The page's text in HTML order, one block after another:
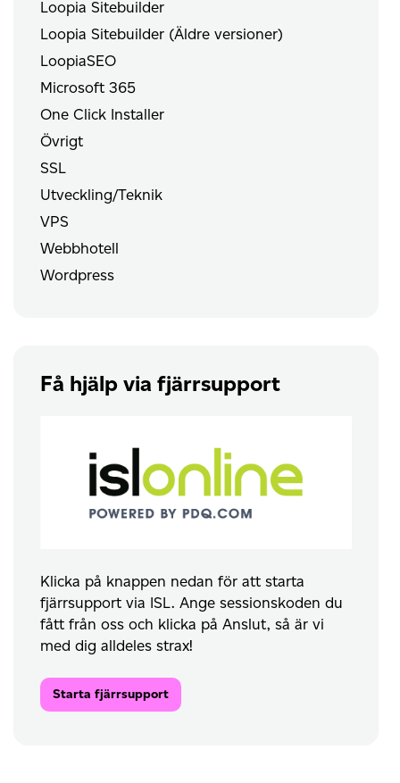
Loopia Sitebuilder
Loopia Sitebuilder (Äldre versioner)
LoopiaSEO
Microsoft 365
One Click Installer
Övrigt
SSL
Utveckling/Teknik
VPS
Webbhotell
Wordpress
Få hjälp via fjärrsupport
Klicka på knappen nedan för att starta
fjärrsupport via ISL. Ange sessionskoden du
fått från oss och klicka på Anslut, så är vi
med dig alldeles strax!
Starta fjärrsupport